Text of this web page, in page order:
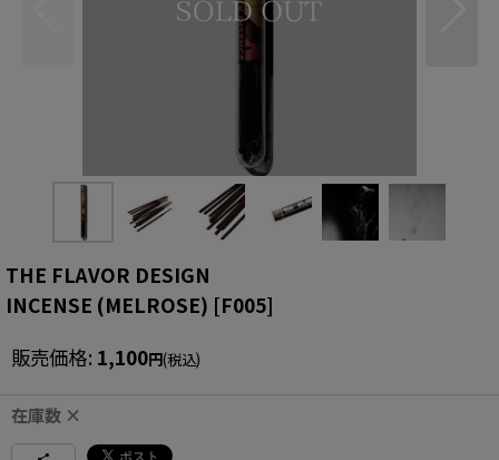
THE FLAVOR DESIGN
INCENSE (MELROSE) [F005]
販売価格: 1,100円(税込)
在庫数 ×